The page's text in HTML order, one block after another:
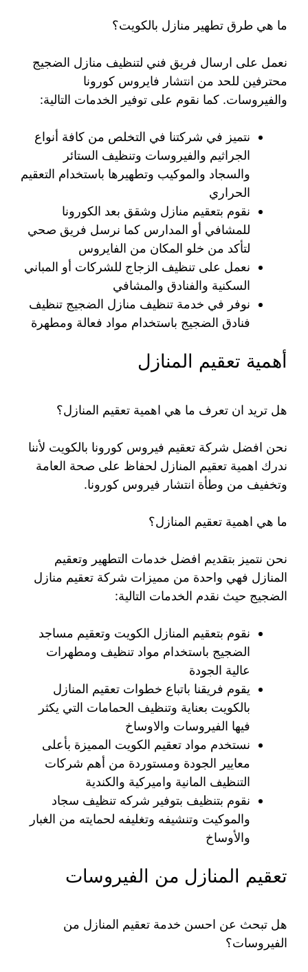
ما هي طرق تطهير منازل بالكويت؟
نعمل على ارسال فريق فني لتنظيف منازل الضجيج
محترفين للحد من انتشار فايروس كورونا
والفيروسات. كما نقوم على توفير الخدمات التالية:
نتميز في شركتنا في التخلص من كافة أنواع
الجراثيم والفيروسات وتنظيف الستائر
والسجاد والموكيب وتطهيرها باستخدام التعقيم
الحراري
نقوم بتعقيم منازل وشقق بعد الكورونا
للمشافي أو المدارس كما نرسل فريق صحي
لتأكد من خلو المكان من الفايروس
نعمل على تنظيف الزجاج للشركات أو المباني
السكنية والفنادق والمشافي
نوفر في خدمة تنظيف منازل الضجيج تنظيف
فنادق الضجيج باستخدام مواد فعالة ومطهرة
أهمية تعقيم المنازل
هل تريد ان تعرف ما هي اهمية تعقيم المنازل؟
نحن افضل شركة تعقيم فيروس كورونا بالكويت لأننا
ندرك اهمية تعقيم المنازل لحفاظ على صحة العامة
وتخفيف من وطأة انتشار فيروس كورونا.
ما هي اهمية تعقيم المنازل؟
نحن نتميز بتقديم افضل خدمات التطهير وتعقيم
المنازل فهي واحدة من مميزات شركة تعقيم منازل
الضجيج حيث نقدم الخدمات التالية:
نقوم بتعقيم المنازل الكويت وتعقيم مساجد
الضجيج باستخدام مواد تنظيف ومطهرات
عالية الجودة
يقوم فريقنا باتباع خطوات تعقيم المنازل
بالكويت بعناية وتنظيف الحمامات التي يكثر
فيها الفيروسات والاوساخ
نستخدم مواد تعقيم الكويت المميزة بأعلى
معايير الجودة ومستوردة من أهم شركات
التنظيف المانية واميركية والكندية
نقوم بتنظيف بتوفير شركه تنظيف سجاد
والموكيت وتنشيفه وتغليفه لحمايته من الغبار
والأوساخ
تعقيم المنازل من الفيروسات
هل تبحث عن احسن خدمة تعقيم المنازل من
الفيروسات؟